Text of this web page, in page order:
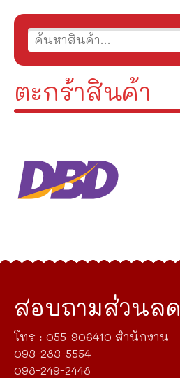
ตะกร้าสินค้า
สอบถามส่วนลด
โทร : 055-906410 สำนักงาน
093-283-5554
098-249-2448